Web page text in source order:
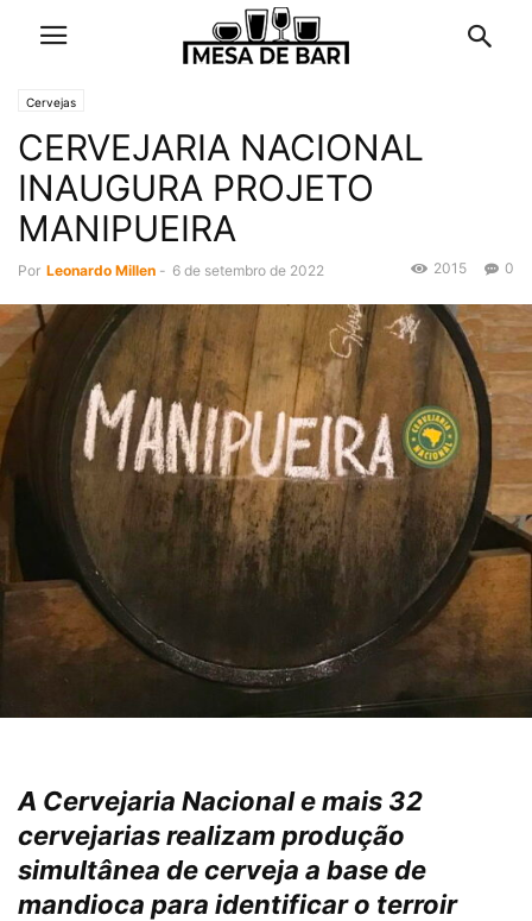
Cervejas
CERVEJARIA NACIONAL
INAUGURA PROJETO
MANIPUEIRA
Por Leonardo Millen - 6 de setembro de 2022 0
2015
A Cervejaria Nacional e mais 32
cervejarias realizam produção
simultânea de cerveja a base de
mandioca para identificar o terroir